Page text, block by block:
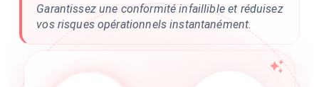
Garantissez une conformité infaillible et réduisez
vos risques opérationnels instantanément.